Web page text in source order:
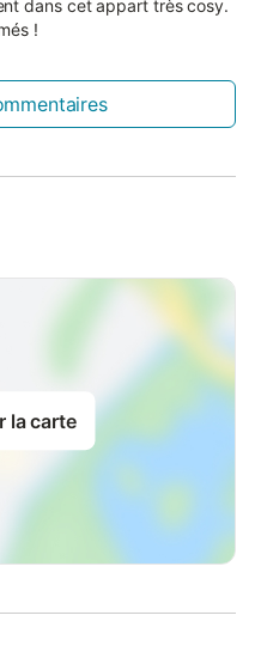
dans cet appart très cosy.
!
la carte